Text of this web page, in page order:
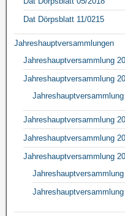
Dat Dörpsblatt 11/0215
Jahreshauptversammlungen
Jahreshauptversammlung
Jahreshauptversammlung
Jahreshauptversammlung
Jahreshauptversammlung
Jahreshauptversammlung